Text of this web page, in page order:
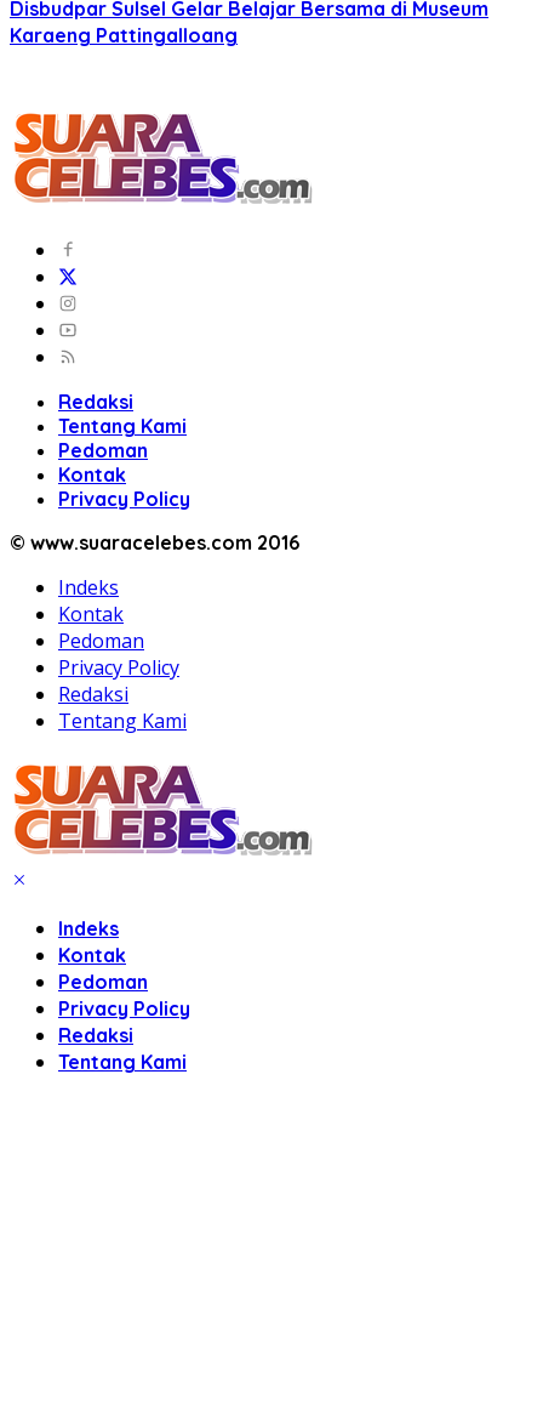
Disbudpar Sulsel Gelar Belajar Bersama di Museum
Karaeng Pattingalloang
Redaksi
Tentang Kami
Pedoman
Kontak
Privacy Policy
© www.suaracelebes.com 2016
Indeks
Kontak
Pedoman
Privacy Policy
Redaksi
Tentang Kami
Indeks
Kontak
Pedoman
Privacy Policy
Redaksi
Tentang Kami